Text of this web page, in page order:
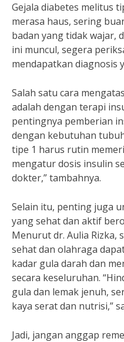
Gejala diabetes melitus
merasa haus, sering
badan yang tidak wajar,
ini muncul, segera
mendapatkan diagnosis
Salah satu cara
adalah dengan terapi
pentingnya pemberian
dengan kebutuhan
tipe 1 harus rutin
mengatur dosis insulin
dokter,” tambahnya.
Selain itu, penting juga
yang sehat dan aktif
Menurut dr. Aulia Rizka,
sehat dan olahraga
kadar gula darah dan
secara keseluruhan.
gula dan lemak jenuh,
kaya serat dan nutrisi,”
Jadi, jangan anggap